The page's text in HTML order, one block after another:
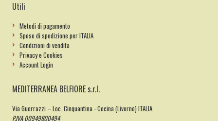
Utili
Metodi di pagamento
Spese di spedizione per ITALIA
Condizioni di vendita
Privacy e Cookies
Account Login
MEDITERRANEA BELFIORE s.r.l.
Via Guerrazzi – Loc. Cinquantina - Cecina (Livorno) ITALIA
P.IVA 00949800494